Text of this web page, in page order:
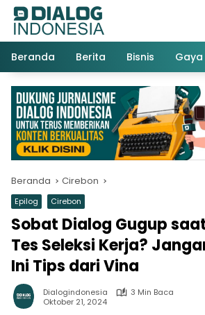
Langsung
konten
Beranda
Berita Bisnis Gaya
Beranda Cirebon
Epilog Cirebon
Sobat Dialog Gugup
Tes Seleksi Kerja?
Ini Tips dari Vina
Dialogindonesia
3 Min Baca
Oktober 21, 2024